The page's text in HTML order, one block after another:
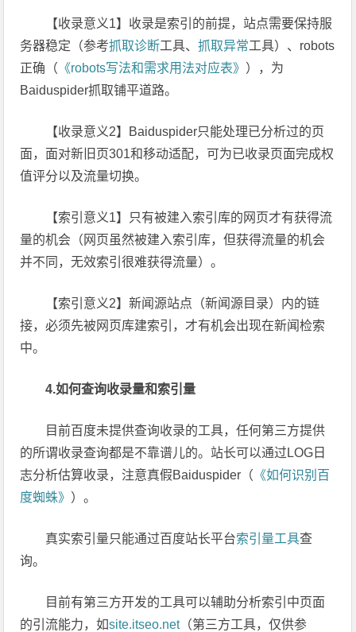
【收录意义1】收录是索引的前提，站点需要保持服
务器稳定（参考抓取诊断工具、抓取异常工具）、robots
正确（ 《robots写法和需求用法对应表》 ），为
Baiduspider抓取铺平道路。
【收录意义2】Baiduspider只能处理已分析过的页
面，面对新旧页301和移动适配，可为已收录页面完成权
值评分以及流量切换。
【索引意义1】只有被建入索引库的网页才有获得流
量的机会（网页虽然被建入索引库，但获得流量的机会
并不同，无效索引很难获得流量）。
【索引意义2】新闻源站点（新闻源目录）内的链
接，必须先被网页库建索引，才有机会出现在新闻检索
中。
4.如何查询收录量和索引量
目前百度未提供查询收录的工具，任何第三方提供
的所谓收录查询都是不靠谱儿的。站长可以通过LOG日
志分析估算收录，注意真假Baiduspider（ 《如何识别百
度蜘蛛》 ）。
真实索引量只能通过百度站长平台索引量工具查
询。
目前有第三方开发的工具可以辅助分析索引中页面
的引流能力，如site.itseo.net（第三方工具，仅供参